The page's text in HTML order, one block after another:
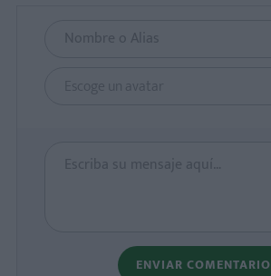
Escoge un avatar
ENVIAR COMENTARIO